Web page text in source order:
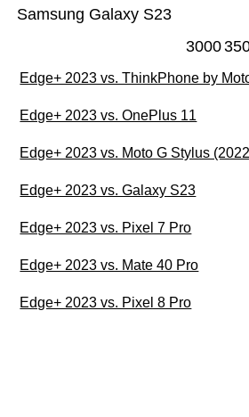
Samsung Galaxy S23
3000
Edge+ 2023 vs. ThinkPhone by
Edge+ 2023 vs. OnePlus 11
Edge+ 2023 vs. Moto G Stylus
Edge+ 2023 vs. Galaxy S23
Edge+ 2023 vs. Pixel 7 Pro
Edge+ 2023 vs. Mate 40 Pro
Edge+ 2023 vs. Pixel 8 Pro